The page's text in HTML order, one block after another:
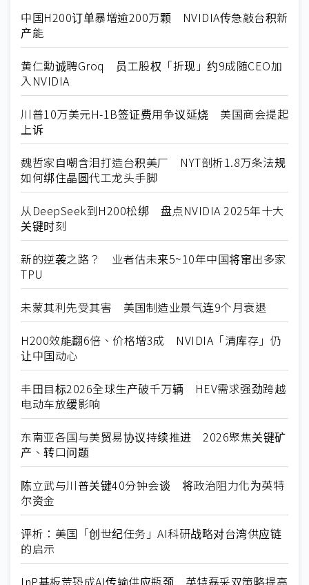
中国H200订单暴增逾200万颗 NVIDIA传急敲台积新
产能
黄仁勳诚聘Groq 员工股权「折现」约9成随CEO加
入NVIDIA
川普10万美元H-1B签证费用争议延烧 美国商会提起
上诉
魏哲家自嘲含泪打造台积美厂 NYT剖析1.8万条法规
如何绑住晶圆代工龙头手脚
从DeepSeek到H200松绑 盘点NVIDIA 2025年十大
关键时刻
新的逆袭之路？ 业者估未来5~10年中国将窜出多家
TPU
未蒙其利先受其害 美国制造业景气连9个月衰退
H200效能翻6倍、价格增3成 NVIDIA「清库存」仍
让中国动心
丰田目标2026全球生产破千万辆 HEV需求强劲跨越
电动车放缓影响
东南亚各国与美贸易协议持续推进 2026聚焦关键矿
产、转口问题
陈立武与川普关键40分钟会谈 将政治阻力化为英特
尔资金
评析：美国「创世纪任务」AI科研战略对台湾供应链
的启示
InP基板荒恐成AI传输供应瓶颈 英特磊采双策略提高